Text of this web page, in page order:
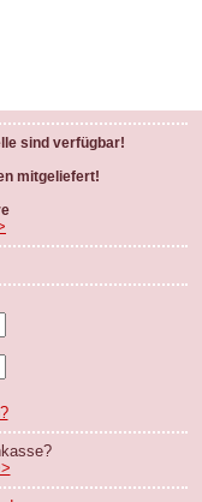
sind verfügbar!
mitgeliefert!